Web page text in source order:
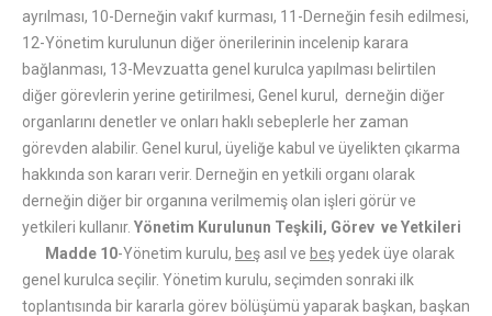
ayrılması, 10-Derneğin vakıf kurması, 11-Derneğin fesih edilmesi,
12-Yönetim kurulunun diğer önerilerinin incelenip karara
bağlanması, 13-Mevzuatta genel kurulca yapılması belirtilen
diğer görevlerin yerine getirilmesi, Genel kurul, derneğin diğer
organlarını denetler ve onları haklı sebeplerle her zaman
görevden alabilir. Genel kurul, üyeliğe kabul ve üyelikten çıkarma
hakkında son kararı verir. Derneğin en yetkili organı olarak
derneğin diğer bir organına verilmemiş olan işleri görür ve
yetkileri kullanır. Yönetim Kurulunun Teşkili, Görev ve Yetkileri
Madde 10-Yönetim kurulu, beş asıl ve beşyedek üye olarak
genel kurulca seçilir. Yönetim kurulu, seçimden sonraki ilk
toplantısında bir kararla görev bölüşümü yaparak başkan, başkan